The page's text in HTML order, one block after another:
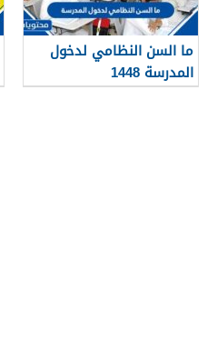
ما السن النظامي لدخول
المدرسة 1448